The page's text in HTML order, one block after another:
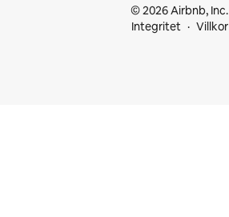
© 2026 Airbnb, Inc.
Integritet
Villkor